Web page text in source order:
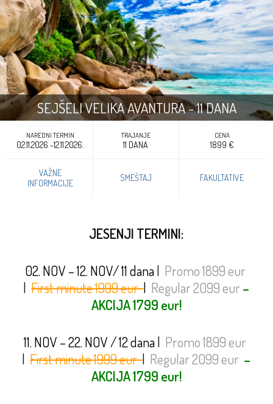
SEJŠELI VELIKA AVANTURA - 11 DANA
NAREDNI TERMIN
02.11.2026 -12.11.2026.
TRAJANJE
11 DANA
CENA
1899 €
VAŽNE
INFORMACIJE
SMEŠTAJ FAKULTATIVE
JESENJI TERMINI:
02. NOV – 12. NOV/ 11 dana| Promo 1899 eur
| First minute 1999 eur| Regular 2099 eur–
AKCIJA 1799 eur!
11. NOV – 22. NOV / 12 dana| Promo 1899 eur
|First minute 1999 eur| Regular 2099 eur –
AKCIJA 1799 eur!